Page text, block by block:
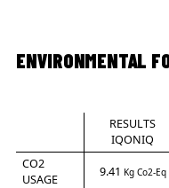
ENVIRONMENTAL
RESULTS
IQONIQ
CO2
USAGE
9.41 Kg Co2-Eq